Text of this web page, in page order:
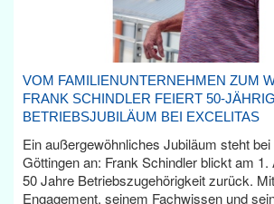
VOM FAMILIENUNTERNEHMEN ZUM
FRANK SCHINDLER FEIERT 50-
BETRIEBSJUBILÄUM BEI EXCELITAS
Ein außergewöhnliches Jubiläum steht
Göttingen an: Frank Schindler blickt am 1.
50 Jahre Betriebszugehörigkeit zurück.
Engagement, seinem Fachwissen und